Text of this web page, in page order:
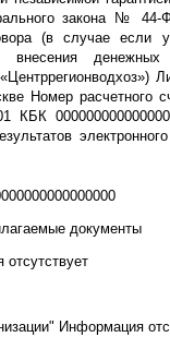
закона № 44-
(в случае если
внесения
Номер расчетного
КБК
документы
Информация